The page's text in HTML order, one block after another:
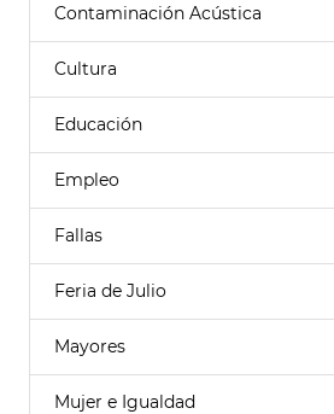
Contaminación Acústica
Cultura
Educación
Empleo
Fallas
Feria de Julio
Mayores
Mujer e Igualdad